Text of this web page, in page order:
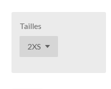
Tailles